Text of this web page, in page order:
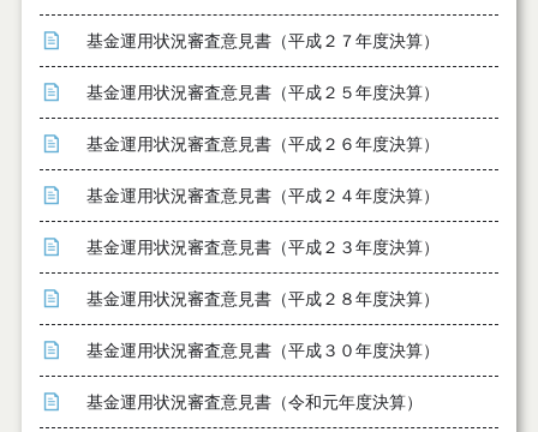
基金運用状況審査意見書（平成２７年度決算）
基金運用状況審査意見書（平成２５年度決算）
基金運用状況審査意見書（平成２６年度決算）
基金運用状況審査意見書（平成２４年度決算）
基金運用状況審査意見書（平成２３年度決算）
基金運用状況審査意見書（平成２８年度決算）
基金運用状況審査意見書（平成３０年度決算）
基金運用状況審査意見書（令和元年度決算）